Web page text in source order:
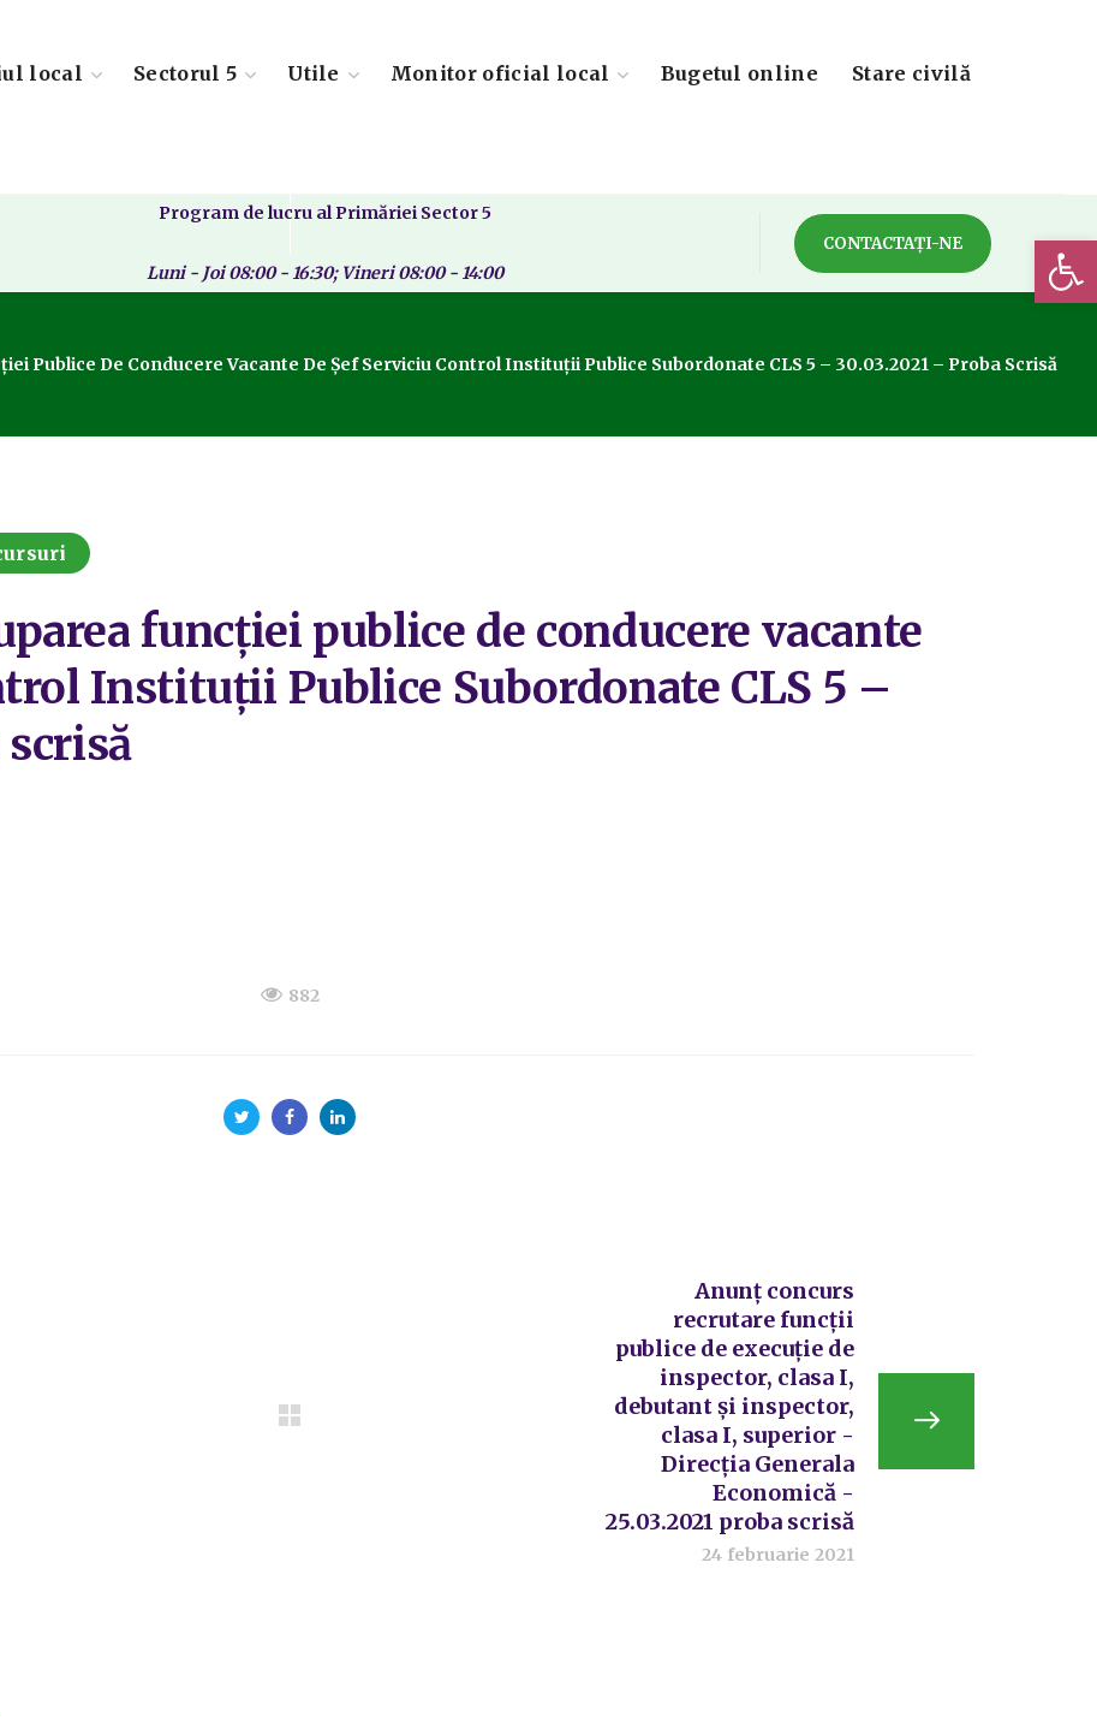
local Sectorul 5 Utile Monitor oficial local Bugetul online Stare civilă
Program de lucru al Primăriei Sector 5
Luni - Joi 08:00 - 16:30; Vineri 08:00 - 14:00
CONTACTAȚI-NE
Publice De Conducere Vacante De Șef Serviciu Control Instituții Publice Subordonate CLS 5 – 30.03.2021 – Proba Scrisă
funcției publice de conducere vacante
Instituții Publice Subordonate CLS 5 –
scrisă
882
Anunț concurs
recrutare funcții
publice de execuție de
inspector, clasa I,
debutant şi inspector,
clasa I, superior -
Direcția Generala
Economică -
25.03.2021 proba scrisă
24 februarie 2021